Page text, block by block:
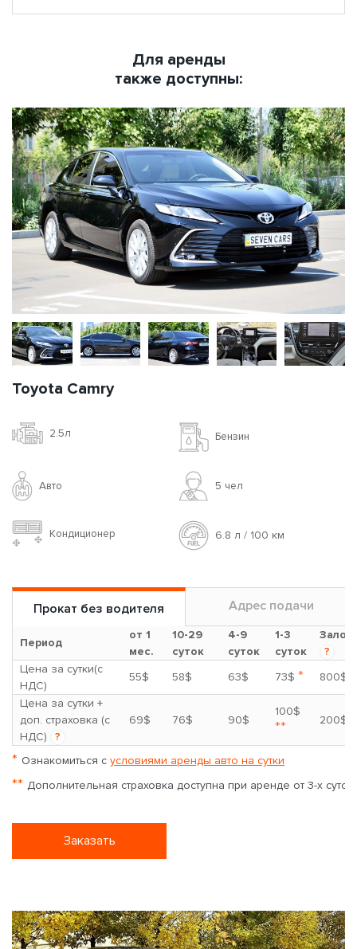
Для аренды
также доступны:
Toyota Camry
2.5л Бензин
Авто 5 чел
Кондиционер 6.8 л / 100 км
Прокат без водителя Адрес подачи
Период
от 1
мес.
10-29
суток
4-9
суток
1-3
суток
Залог
?
Цена за сутки(с
НДС)
55$ 58$ 63$ 73$ *
800$
Цена за сутки +
доп. страховка (с
НДС)
?
69$ 76$ 90$
100$
** 200$
* Ознакомиться с условиями аренды авто на сутки
** Дополнительная страховка доступна при аренде от 3-х суток
Заказать